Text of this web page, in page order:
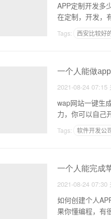
APP定制开发多
在定制，开发，
Tags: 西安比较好
一个人能做
2021-08-24 07:15
wap网站一键生成app app平台制作:我可以用制作APP软件吗？ 你可以自己做，制作
力，你可以自己
Tags: 软件开发公
一个人能完成
2021-08-24 07:30
如何创建个人APP平台 免编程傻瓜式自己快速做一个APP软件人可以拥有制作app
果你懂编程，有